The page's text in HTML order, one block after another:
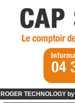
ROGER TECHNOLOGY